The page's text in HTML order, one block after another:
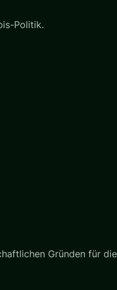
Politik.
Gründen für